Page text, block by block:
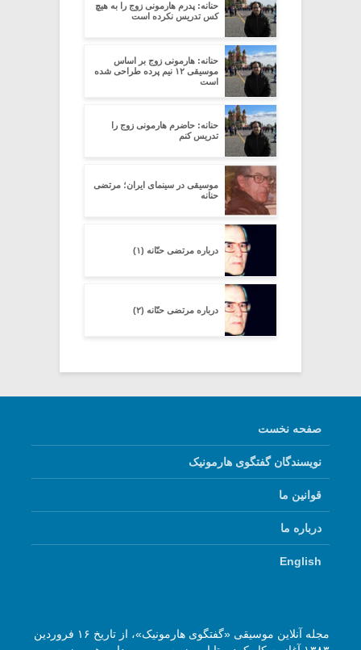
حنانه: پدرم هارمونی زوج را به هیچ
کس تدریس نکرده است
حنانه: هارمونی زوج بر اساس
موسیقی ۱۲ نیم پرده طراحی شده
است
حنانه: حاضرم هارمونی زوج را
تدریس کنم
موسیقی در سینمای ایران؛ مرتضی
حنانه
درباره مرتضی حنّانه (۱)
درباره مرتضی حنّانه (۲)
صفحه نخست
نویسندگان گفتگوی هارمونیک
قوانین ما
درباره ما
English
مجله آنلاین موسیقی «گفتگوی هارمونیک»، از تاریخ ۱۶ فروردین